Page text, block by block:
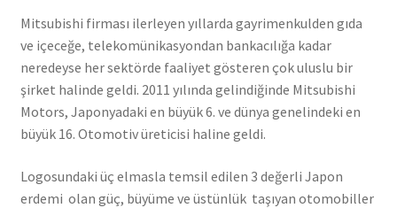
Mitsubishi firması ilerleyen yıllarda gayrimenkulden gıda
ve içeceğe, telekomünikasyondan bankacılığa kadar
neredeyse her sektörde faaliyet gösteren çok uluslu bir
şirket halinde geldi. 2011 yılında gelindiğinde Mitsubishi
Motors, Japonyadaki en büyük 6. ve dünya genelindeki en
büyük 16. Otomotiv üreticisi haline geldi.
Logosundaki üç elmasla temsil edilen 3 değerli Japon
erdemi olan güç, büyüme ve üstünlük taşıyan otomobiller